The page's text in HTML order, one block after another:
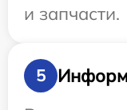
и запчасти.
5